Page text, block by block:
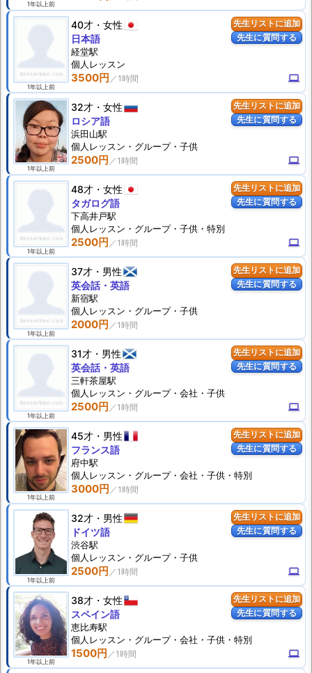
1年以上前
先生リストに追加
先生に質問する
1年以上前
40才 女性
3500円 computer
日本語
経堂駅
個人 レッスン
先生リストに追加
先生に質問する
1年以上前
32才 女性
2500円 computer
ロシア語
浜田山駅
個人 レッスン ・グループ・子供
先生リストに追加
先生に質問する
1年以上前
48才 女性
2500円 computer
タガログ語
下高井戸駅
個人 レッスン ・グループ・子供・特別
先生リストに追加
先生に質問する
1年以上前
37才 男性
2000円
英会話・英語
新宿駅
個人 レッスン ・グループ・子供
先生リストに追加
先生に質問する
1年以上前
31才 男性
2500円 computer
英会話・英語
三軒茶屋駅
個人 レッスン ・グループ・会社・子供
先生リストに追加
先生に質問する
1年以上前
45才 男性
3000円
フランス語
府中駅
個人 レッスン ・グループ・会社・子供・特別
先生リストに追加
先生に質問する
1年以上前
32才 男性
2500円 computer
ドイツ語
渋谷駅
個人 レッスン ・グループ・子供
先生リストに追加
先生に質問する
1年以上前
38才 女性
1500円 computer
スペイン語
恵比寿駅
個人 レッスン ・グループ・会社・子供・特別